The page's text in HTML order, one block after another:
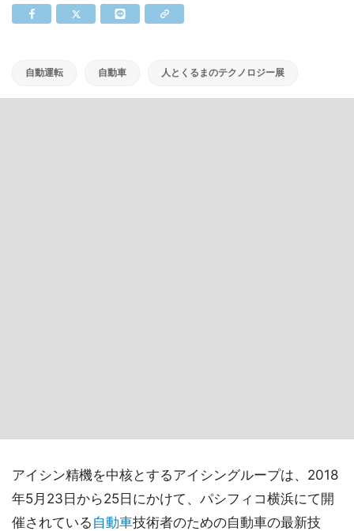
自動運転 自動車 人とくるまのテクノロジー展
アイシン精機を中核とするアイシングループは、2018
年5月23日から25日にかけて、パシフィコ横浜にて開
催されている 自動車技術者のための自動車の最新技